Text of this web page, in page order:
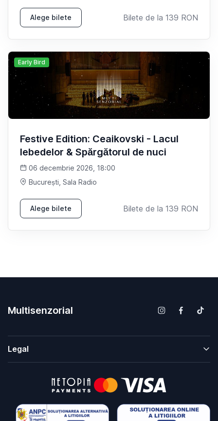
Alege bilete Bilete de la 139 RON
Early Bird
Festive Edition: Ceaikovski - Lacul
lebedelor & Spărgătorul de nuci
06 decembrie 2026, 18:00
București , Sala Radio
Alege bilete Bilete de la 139 RON
Multisenzorial
Legal